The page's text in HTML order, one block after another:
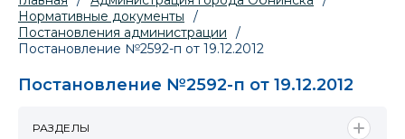
Нормативные документы
/
Постановления администрации
/
Постановление №2592-п от 19.12.2012
Постановление №2592-п от 19.12.2012
РАЗДЕЛЫ